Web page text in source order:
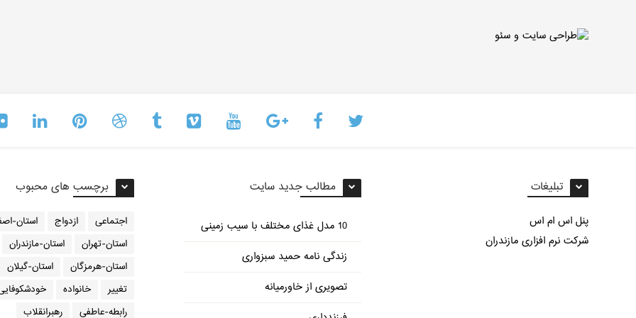
برچسب های محبوب
اجتماعی ازدواج
استان-
استان-تهران
استان-مازندران
استان-هرمزگان
استان-گیلان
تغییر
خانواده
رابطه-عاطفی
رهبرانقلاب
مطالب جدید سایت
10 مدل غذای مختلف با سیب زمینی
زندگی نامه حمید سبزواری
تصویری از خاورمیانه
تبلیغات
پنل اس ام اس
شرکت نرم افزاری مازندران